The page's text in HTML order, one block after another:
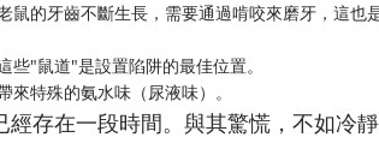
鼠的牙齒不斷生長，需要通過啃咬來磨牙，這也
些"鼠道"是設置陷阱的最佳位置。
特殊的氨水味（尿液味）。
經存在一段時間。與其驚慌，不如冷